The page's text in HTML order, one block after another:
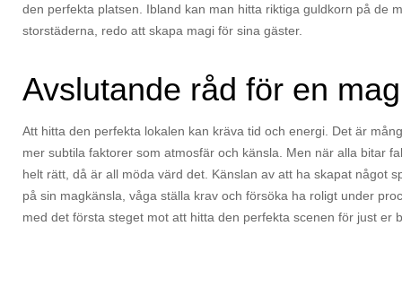
den perfekta platsen. Ibland kan man hitta riktiga guldkorn på de
storstäderna, redo att skapa magi för sina gäster.
Avslutande råd för en
Att hitta den perfekta lokalen kan kräva tid och energi. Det är
mer subtila faktorer som atmosfär och känsla. Men när alla bitar
helt rätt, då är all möda värd det. Känslan av att ha skapat något
på sin magkänsla, våga ställa krav och försöka ha roligt under
med det första steget mot att hitta den perfekta scenen för just er